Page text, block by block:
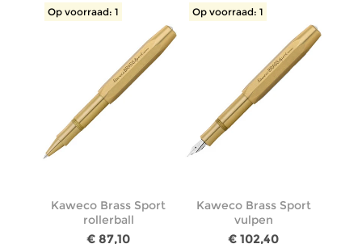
Op voorraad: 1
Kaweco Brass Sport
rollerball
€ 87,10
Op voorraad: 1
Kaweco Brass Sport
vulpen
€ 102,40